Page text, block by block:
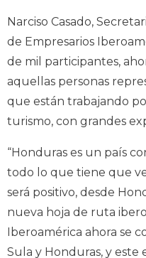
Narciso Casado,
de Empresarios
de mil participantes,
aquellas personas
que están trabajando
turismo, con grandes
“Honduras es un país
todo lo que tiene que
será positivo, desde
nueva hoja de ruta
Iberoamérica ahora se
Sula y Honduras, y